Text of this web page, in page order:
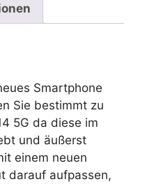
Smartphone
Sie bestimmt zu
5G da diese im
und äußerst
einem neuen
darauf aufpassen,